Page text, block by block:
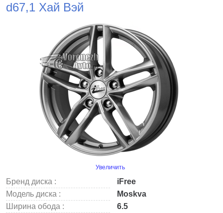
d67,1 Хай Вэй
Увеличить
Бренд диска :
iFree
Модель диска :
Moskva
Ширина обода :
6.5